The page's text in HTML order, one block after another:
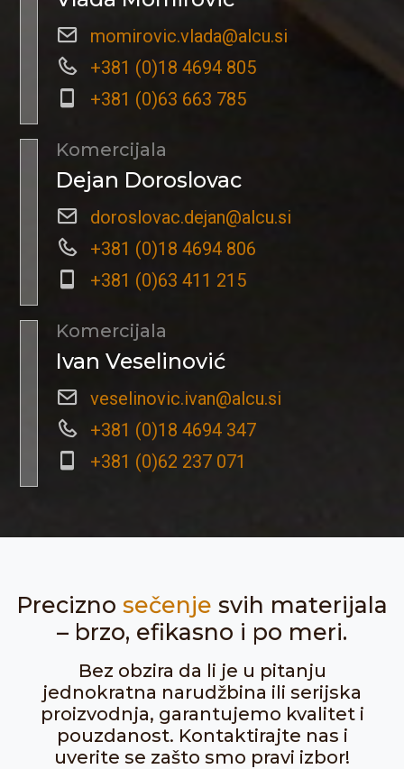
momirovic.vlada@alcu.si
+381 (0)18 4694 805
+381 (0)63 663 785
Komercijala
Dejan Doroslovac
doroslovac.dejan@alcu.si
+381 (0)18 4694 806
+381 (0)63 411 215
Komercijala
Ivan Veselinović
veselinovic.ivan@alcu.si
+381 (0)18 4694 347
+381 (0)62 237 071
Precizno sečenje svih materijala
– brzo, efikasno i po meri.
Bez obzira da li je u pitanju
jednokratna narudžbina ili serijska
proizvodnja, garantujemo kvalitet i
pouzdanost. Kontaktirajte nas i
uverite se zašto smo pravi izbor!